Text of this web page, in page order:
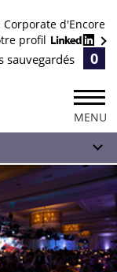
Corporate d'Encore
profil
sauvegardés 0
MENU